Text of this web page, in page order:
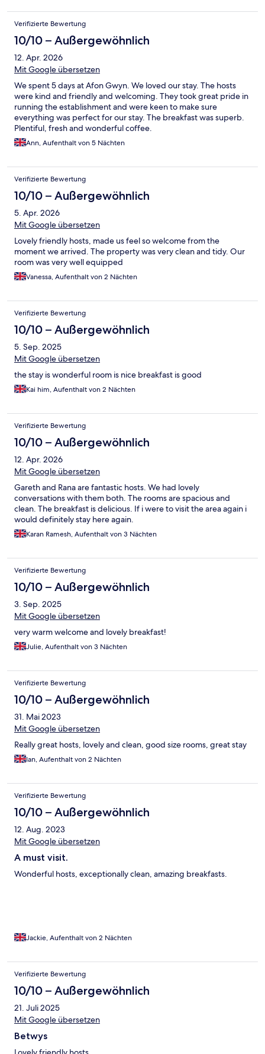
Verifizierte Bewertung
10/10 – Außergewöhnlich
12. Apr. 2026
Mit Google übersetzen
We spent 5 days at Afon Gwyn. We loved our stay. The hosts
were kind and friendly and welcoming. They took great pride in
running the establishment and were keen to make sure
everything was perfect for our stay. The breakfast was superb.
Plentiful, fresh and wonderful coffee.
Ann, Aufenthalt von 5 Nächten
Verifizierte Bewertung
10/10 – Außergewöhnlich
5. Apr. 2026
Mit Google übersetzen
Lovely friendly hosts, made us feel so welcome from the
moment we arrived. The property was very clean and tidy. Our
room was very well equipped
Vanessa, Aufenthalt von 2 Nächten
Verifizierte Bewertung
10/10 – Außergewöhnlich
5. Sep. 2025
Mit Google übersetzen
the stay is wonderful room is nice breakfast is good
Kai him, Aufenthalt von 2 Nächten
Verifizierte Bewertung
10/10 – Außergewöhnlich
12. Apr. 2026
Mit Google übersetzen
Gareth and Rana are fantastic hosts. We had lovely
conversations with them both. The rooms are spacious and
clean. The breakfast is delicious. If i were to visit the area again i
would definitely stay here again.
Karan Ramesh, Aufenthalt von 3 Nächten
Verifizierte Bewertung
10/10 – Außergewöhnlich
3. Sep. 2025
Mit Google übersetzen
very warm welcome and lovely breakfast!
Julie, Aufenthalt von 3 Nächten
Verifizierte Bewertung
10/10 – Außergewöhnlich
31. Mai 2023
Mit Google übersetzen
Really great hosts, lovely and clean, good size rooms, great stay
Ian, Aufenthalt von 2 Nächten
Verifizierte Bewertung
10/10 – Außergewöhnlich
12. Aug. 2023
Mit Google übersetzen
A must visit.
Wonderful hosts, exceptionally clean, amazing breakfasts.
Jackie, Aufenthalt von 2 Nächten
Verifizierte Bewertung
10/10 – Außergewöhnlich
21. Juli 2025
Mit Google übersetzen
Betwys